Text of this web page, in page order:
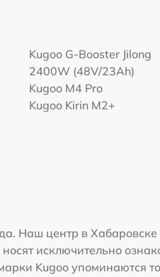
Kugoo G-Booster Jilong
2400W (48V/23Ah)
Kugoo M4 Pro
Kugoo Kirin M2+
Наш центр в Хабаровске
исключительно
Kugoo упоминаются